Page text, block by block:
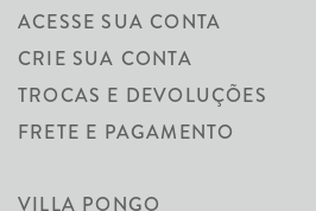
ACESSE SUA CONTA
CRIE SUA CONTA
TROCAS E DEVOLUÇÕES
FRETE E PAGAMENTO
VILLA PONGO